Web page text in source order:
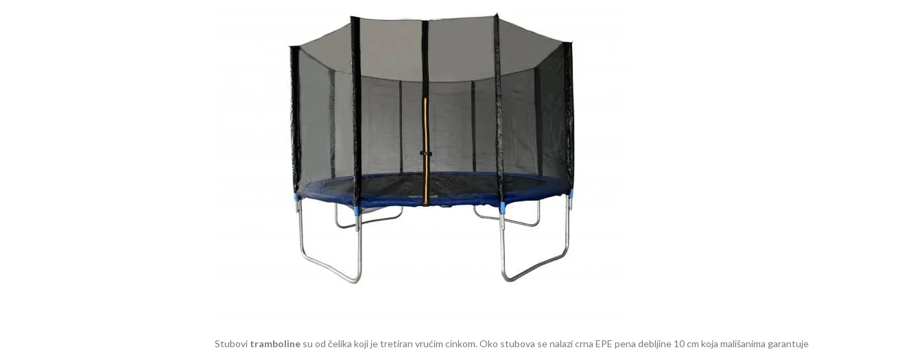
Stubovi trambolinesu od čelika koji je tretiran vrućim cinkom. Oko stubova se nalazi crna EPE pena debljine 10 cm koja mališanima garantuje